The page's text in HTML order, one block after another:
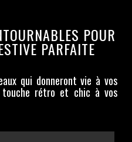
POUR
PARFAITE
qui donneront vie à vos
rétro et chic à vos